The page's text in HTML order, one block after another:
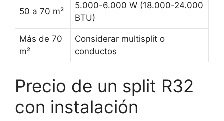
50 a 70 m²
5.000-6.000 W (18.000-24.000
BTU)
Más de 70
m²
Considerar multisplit o
conductos
Precio de un split R32
con instalación